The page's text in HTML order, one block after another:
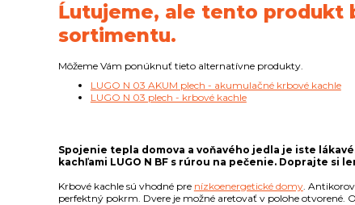
Ĺutujeme, ale tento produkt
sortimentu.
Môžeme Vám ponúknuť tieto alternatívne produkty.
LUGO N 03 AKUM plech - akumulačné krbové kachle
LUGO N 03 plech - krbové kachle
Spojenie tepla domova a voňavého jedla je iste
kachľami LUGO N BF s rúrou na pečenie. Doprajte si
Krbové kachle sú vhodné pre nízkoenergetické domy.
perfektný pokrm. Dvere je možné aretovať v polohe